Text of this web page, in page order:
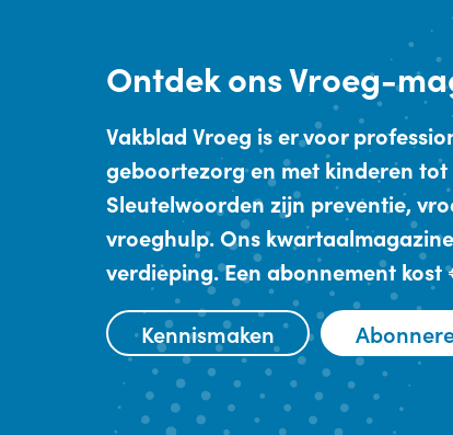
Ontdekons Vroeg-
Vakblad Vroeg is er voor
geboortezorg en met kinderen
Sleutelwoorden zijn preventie,
vroeghulp. Ons
verdieping. Een abonnement
Kennismaken